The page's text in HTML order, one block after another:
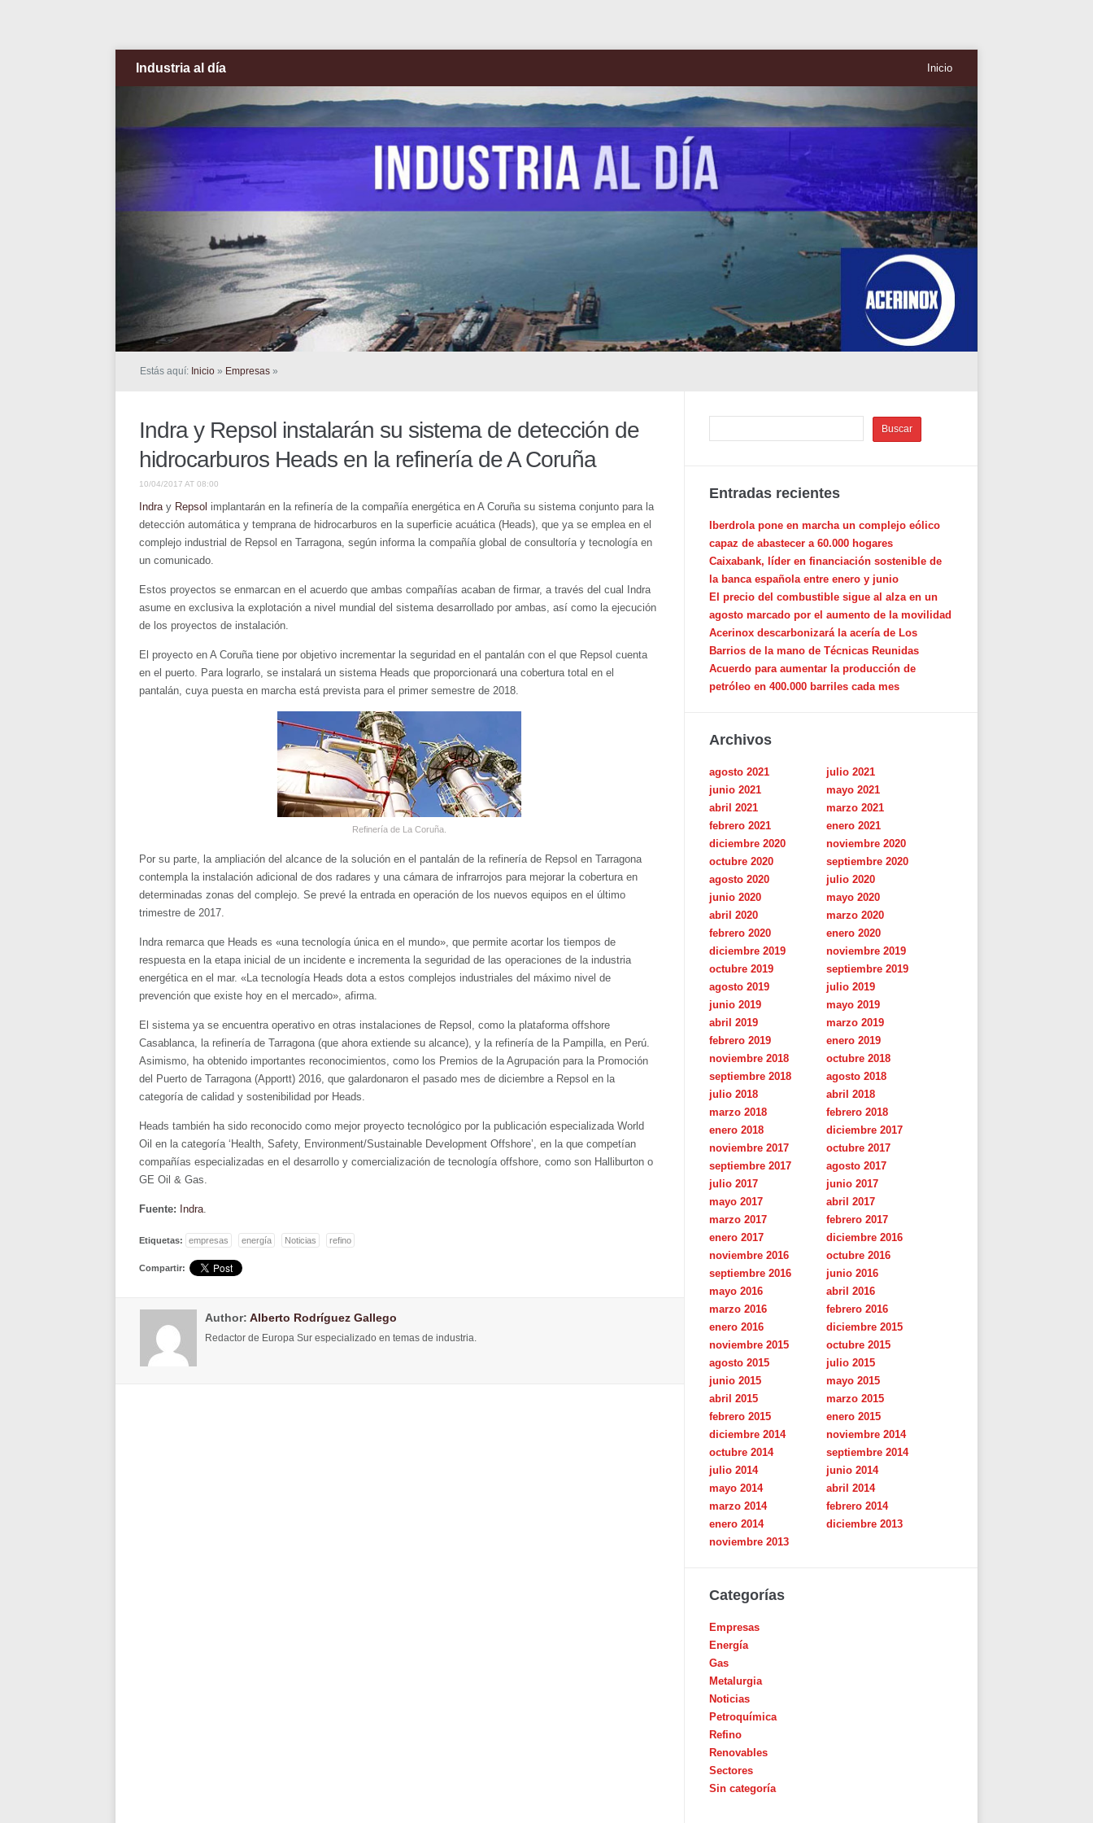
Industria al día Inicio
Estás aquí: Inicio » Empresas »
Indra y Repsol instalarán su sistema de detección de
hidrocarburos Heads en la refinería de A Coruña
10/04/2017 AT 08:00
Indra y Repsol implantarán en la refinería de la compañía energética en A Coruña su sistema conjunto para la
detección automática y temprana de hidrocarburos en la superficie acuática (Heads), que ya se emplea en el
complejo industrial de Repsol en Tarragona, según informa la compañía global de consultoría y tecnología en
un comunicado.
Estos proyectos se enmarcan en el acuerdo que ambas compañías acaban de firmar, a través del cual Indra
asume en exclusiva la explotación a nivel mundial del sistema desarrollado por ambas, así como la ejecución
de los proyectos de instalación.
El proyecto en A Coruña tiene por objetivo incrementar la seguridad en el pantalán con el que Repsol cuenta
en el puerto. Para lograrlo, se instalará un sistema Heads que proporcionará una cobertura total en el
pantalán, cuya puesta en marcha está prevista para el primer semestre de 2018.
Refinería de La Coruña.
Por su parte, la ampliación del alcance de la solución en el pantalán de la refinería de Repsol en Tarragona
contempla la instalación adicional de dos radares y una cámara de infrarrojos para mejorar la cobertura en
determinadas zonas del complejo. Se prevé la entrada en operación de los nuevos equipos en el último
trimestre de 2017.
Indra remarca que Heads es «una tecnología única en el mundo», que permite acortar los tiempos de
respuesta en la etapa inicial de un incidente e incrementa la seguridad de las operaciones de la industria
energética en el mar. «La tecnología Heads dota a estos complejos industriales del máximo nivel de
prevención que existe hoy en el mercado», afirma.
El sistema ya se encuentra operativo en otras instalaciones de Repsol, como la plataforma offshore
Casablanca, la refinería de Tarragona (que ahora extiende su alcance), y la refinería de la Pampilla, en Perú.
Asimismo, ha obtenido importantes reconocimientos, como los Premios de la Agrupación para la Promoción
del Puerto de Tarragona (Apportt) 2016, que galardonaron el pasado mes de diciembre a Repsol en la
categoría de calidad y sostenibilidad por Heads.
Heads también ha sido reconocido como mejor proyecto tecnológico por la publicación especializada World
Oil en la categoría ‘Health, Safety, Environment/Sustainable Development Offshore’, en la que competían
compañías especializadas en el desarrollo y comercialización de tecnología offshore, como son Halliburton o
GE Oil & Gas.
Fuente: Indra.
Etiquetas: empresas energía Noticias refino
Compartir:
Author: Alberto Rodríguez Gallego
Redactor de Europa Sur especializado en temas de industria.
Entradas recientes
Iberdrola pone en marcha un complejo eólico
capaz de abastecer a 60.000 hogares
Caixabank, líder en financiación sostenible de
la banca española entre enero y junio
El precio del combustible sigue al alza en un
agosto marcado por el aumento de la movilidad
Acerinox descarbonizará la acería de Los
Barrios de la mano de Técnicas Reunidas
Acuerdo para aumentar la producción de
petróleo en 400.000 barriles cada mes
Archivos
agosto 2021
julio 2021
junio 2021
mayo 2021
abril 2021
marzo 2021
febrero 2021
enero 2021
diciembre 2020
noviembre 2020
octubre 2020
septiembre 2020
agosto 2020
julio 2020
junio 2020
mayo 2020
abril 2020
marzo 2020
febrero 2020
enero 2020
diciembre 2019
noviembre 2019
octubre 2019
septiembre 2019
agosto 2019
julio 2019
junio 2019
mayo 2019
abril 2019
marzo 2019
febrero 2019
enero 2019
noviembre 2018
octubre 2018
septiembre 2018
agosto 2018
julio 2018
abril 2018
marzo 2018
febrero 2018
enero 2018
diciembre 2017
noviembre 2017
octubre 2017
septiembre 2017
agosto 2017
julio 2017
junio 2017
mayo 2017
abril 2017
marzo 2017
febrero 2017
enero 2017
diciembre 2016
noviembre 2016
octubre 2016
septiembre 2016
junio 2016
mayo 2016
abril 2016
marzo 2016
febrero 2016
enero 2016
diciembre 2015
noviembre 2015
octubre 2015
agosto 2015
julio 2015
junio 2015
mayo 2015
abril 2015
marzo 2015
febrero 2015
enero 2015
diciembre 2014
noviembre 2014
octubre 2014
septiembre 2014
julio 2014
junio 2014
mayo 2014
abril 2014
marzo 2014
febrero 2014
enero 2014
diciembre 2013
noviembre 2013
Categorías
Empresas
Energía
Gas
Metalurgia
Noticias
Petroquímica
Refino
Renovables
Sectores
Sin categoría